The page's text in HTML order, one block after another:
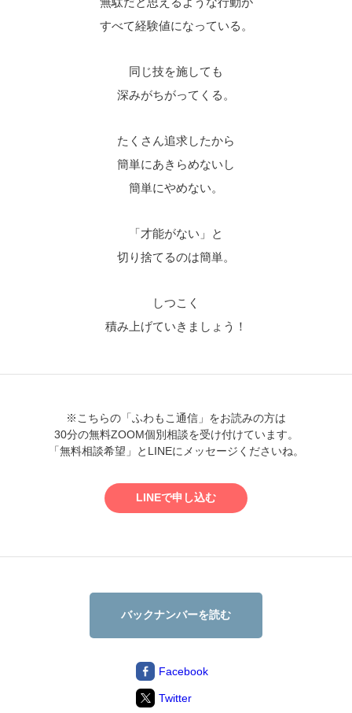
すべて経験値になっている。
同じ技を施しても
深みがちがってくる。
たくさん追求したから
簡単にあきらめないし
簡単にやめない。
「才能がない」と
切り捨てるのは簡単。
しつこく
積み上げていきましょう！
※こちらの「ふわもこ通信」をお読みの方は
30分の無料ZOOM個別相談を受け付けています。
「無料相談希望」と LINEにメッセージくださいね。
LINEで申し込む
バックナンバーを読む
Facebook
Twitter